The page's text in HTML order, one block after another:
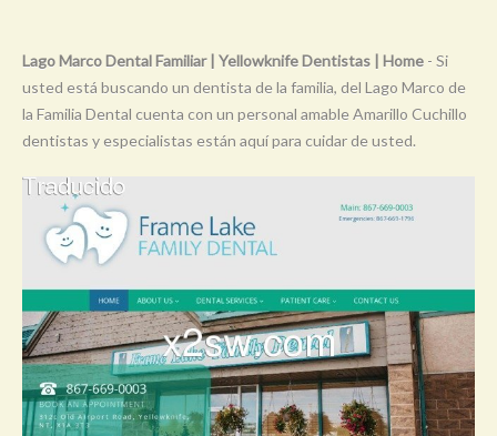
Lago Marco Dental Familiar | Yellowknife Dentistas | Home - Si
usted está buscando un dentista de la familia, del Lago Marco de
la Familia Dental cuenta con un personal amable Amarillo Cuchillo
dentistas y especialistas están aquí para cuidar de usted.